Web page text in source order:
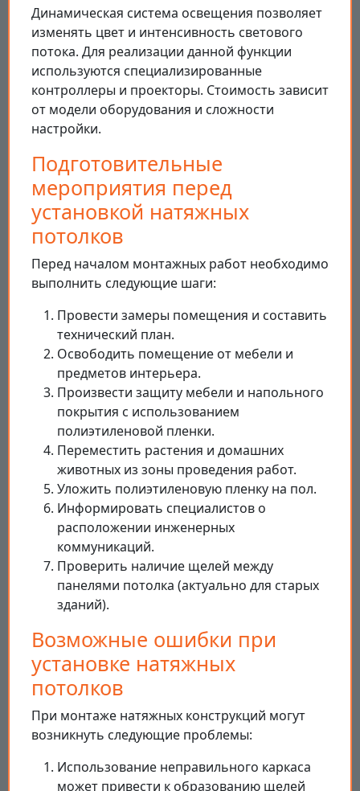
Динамическая система освещения позволяет
изменять цвет и интенсивность светового
потока. Для реализации данной функции
используются специализированные
контроллеры и проекторы. Стоимость зависит
от модели оборудования и сложности
настройки.
Подготовительные
мероприятия перед
установкой натяжных
потолков
Перед началом монтажных работ необходимо
выполнить следующие шаги:
Провести замеры помещения и составить
технический план.
Освободить помещение от мебели и
предметов интерьера.
Произвести защиту мебели и напольного
покрытия с использованием
полиэтиленовой пленки.
Переместить растения и домашних
животных из зоны проведения работ.
Уложить полиэтиленовую пленку на пол.
Информировать специалистов о
расположении инженерных
коммуникаций.
Проверить наличие щелей между
панелями потолка (актуально для старых
зданий).
Возможные ошибки при
установке натяжных
потолков
При монтаже натяжных конструкций могут
возникнуть следующие проблемы:
Использование неправильного каркаса
может привести к образованию щелей